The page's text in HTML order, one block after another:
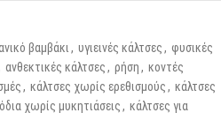
βαμβάκι, υγιεινές κάλτσες, φυσικές
ανθεκτικές κάλτσες, ρήση, κοντές
, κάλτσες χωρίς ερεθισμούς, κάλτσες
χωρίς μυκητιάσεις, κάλτσες για